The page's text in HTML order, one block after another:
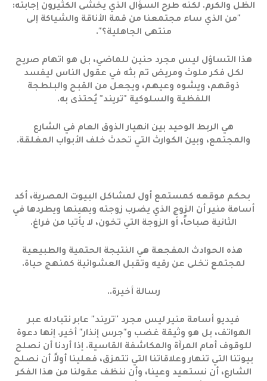
الظل والكرم. لكنه طرح السؤال الذي يخشى الكثيرون إجابته:
"من الذي ساء مجتمعنا من قمة الأناقة والشياكة إلى
منتهى الجاهلية؟".
هذا التساؤل ليس مجرد حنين للماضي، بل هو اتهام صريح
لكل فكر ملوث ومريض تم بثه في عقول الناس ليفسد
ذوقهم، ويشوه وعيهم، ويجعل من القبح والبلطجة
اللفظية والسلوكية "تريند" يُحتذى به.
هي الربط الوحيد بين انهيار الذوق العام في الشارع
والمجتمع، وبين الكوارث التي تحدث خلف الأبواب المغلقة.
بحكم موقعه كمستمع أول لمشاكل البيوت المصرية، أكد
أسامة منير أن الزوج الذي يضرب زوجته ويهينها ويطردها في
الثانية صباحاً، أو الزوجة التي تخون، لا يأتيا من فراغ.
هذه الحوادث المفجعة هي النتيجة الحتمية والطبيعية
لمجتمع تخلى عن رقيه وتقبل العشوائية كمنهج حياة.
رسالة أخيرة..
فيديو أسامة منير ليس مجرد "تريند" عابر نتبادله عبر
الهواتف، بل هو وثيقة غضب و"جرس إنذار" أخير. إنها دعوة
للوقوف أمام المرآة والمكاشفة القاسية. إذا أردنا أن نصلح
بيوتنا التي تنهار وعلاقاتنا التي تتمزق، فعلينا أولاً أن نصلح
الشارع، أن نستعيد وعينا، وأن ننظف عقولنا من هذا الفكر